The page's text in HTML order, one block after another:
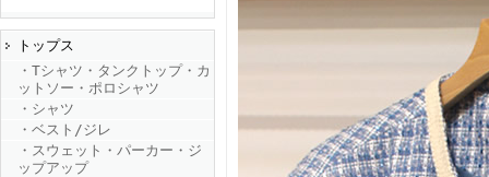
FINEBOYS2025年10月号
トップス
・Tシャツ・タンクトップ・カ
ットソー・ポロシャツ
・シャツ
・ベスト/ジレ
・スウェット・パーカー・ジ
ップアップ